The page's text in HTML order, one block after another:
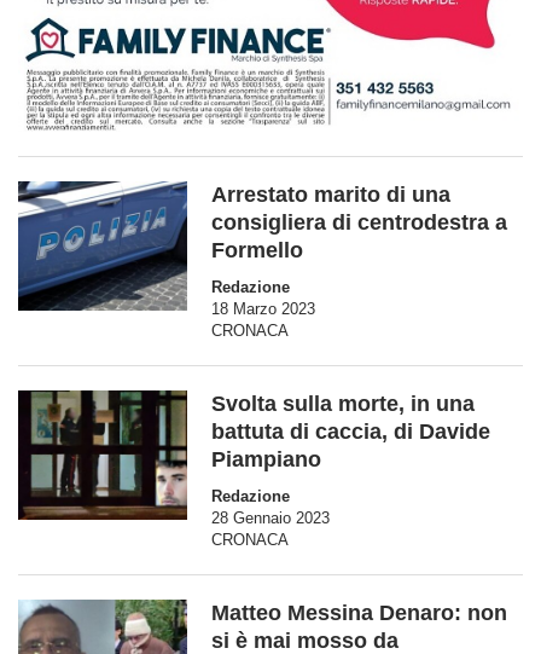
Arrestato marito di una
consigliera di centrodestra a
Formello
Redazione
18 Marzo 2023
CRONACA
Svolta sulla morte, in una
battuta di caccia, di Davide
Piampiano
Redazione
28 Gennaio 2023
CRONACA
Matteo Messina Denaro: non
si è mai mosso da